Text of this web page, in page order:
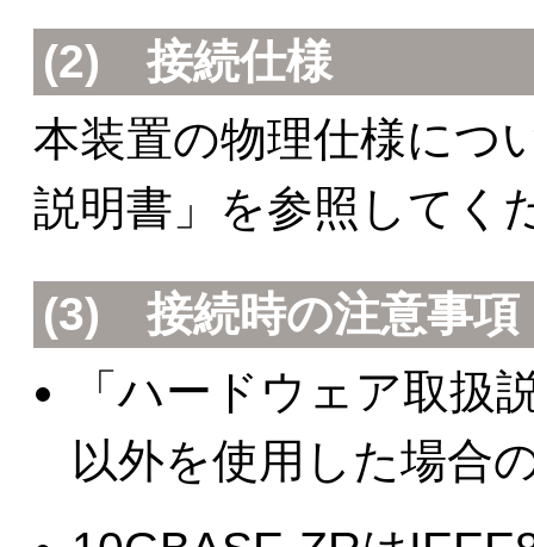
(2) 接続仕様
本装置の物理仕様につ
説明書」を参照してく
(3) 接続時の注意事項
「ハードウェア取扱
以外を使用した場合